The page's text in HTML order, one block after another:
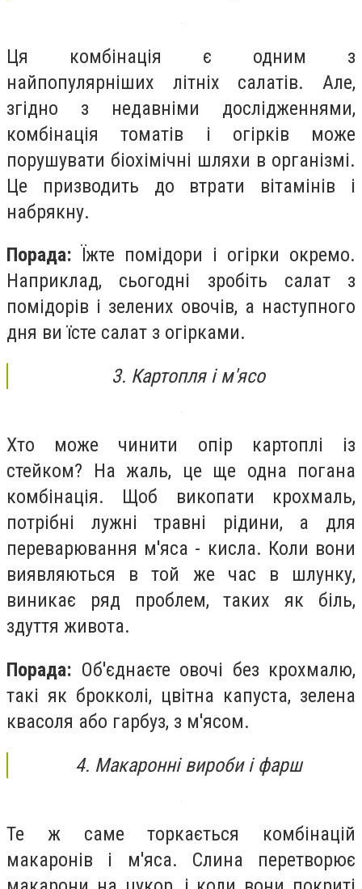
Ця комбінація є одним з
найпопулярніших літніх салатів. Але,
згідно з недавніми дослідженнями,
комбінація томатів і огірків може
порушувати біохімічні шляхи в організмі.
Це призводить до втрати вітамінів і
набрякну.
Порада: Їжте помідори і огірки окремо.
Наприклад, сьогодні зробіть салат з
помідорів і зелених овочів, а наступного
дня ви їсте салат з огірками.
3. Картопля і м'ясо
Хто може чинити опір картоплі із
стейком? На жаль, це ще одна погана
комбінація. Щоб викопати крохмаль,
потрібні лужні травні рідини, а для
переварювання м'яса - кисла. Коли вони
виявляються в той же час в шлунку,
виникає ряд проблем, таких як біль,
здуття живота.
Порада: Об'єднаєте овочі без крохмалю,
такі як брокколі, цвітна капуста, зелена
квасоля або гарбуз, з м'ясом.
4. Макаронні вироби і фарш
Те ж саме торкається комбінацій
макаронів і м'яса. Слина перетворює